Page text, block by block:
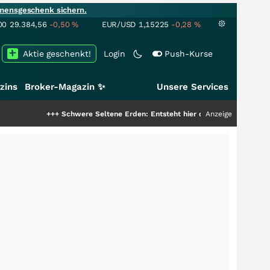
sichern.
29.384,56 -0,50% EUR/USD 1,15225 -0,28 %
Login Push-Kurse
Aktie geschenkt!
Broker-Magazin ✨ Unsere Services
Schwere Seltene Erden: Entsteht hier die nächste Milliardenstory?
Anzeige